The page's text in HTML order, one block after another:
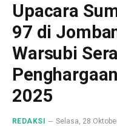
Upacara
97 di
Warsubi
2025
REDAKSI Selasa, 28